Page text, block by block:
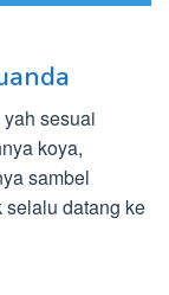
sesuai
koya,
sambel
selalu datang ke